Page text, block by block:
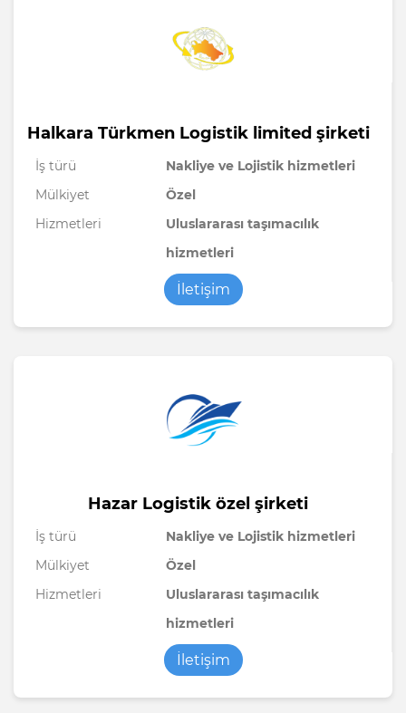
Halkara Türkmen Logistik limited şirketi
İş türü
Nakliye ve Lojistik hizmetleri
Mülkiyet
Özel
Hizmetleri
Uluslararası taşımacılık
hizmetleri
İletişim
Hazar Logistik özel şirketi
İş türü
Nakliye ve Lojistik hizmetleri
Mülkiyet
Özel
Hizmetleri
Uluslararası taşımacılık
hizmetleri
İletişim